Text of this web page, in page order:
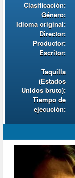
Clasificación:
Género:
Idioma original:
Director:
Productor:
Escritor:
Taquilla
(Estados
Unidos bruto):
Tiempo de
ejecución: